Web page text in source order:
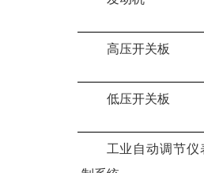
高压开关板
低压开关板
工业自动调节仪